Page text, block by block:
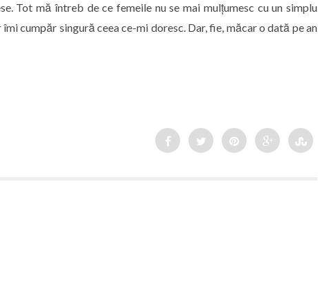
Tot mă întreb de ce femeile nu se mai mulțumesc cu un simplu
cumpăr singură ceea ce-mi doresc. Dar, fie, măcar o dată pe an